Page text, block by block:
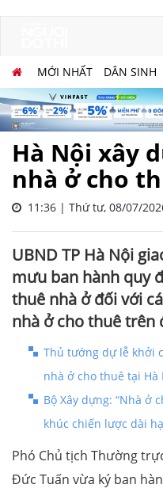
MỚI NHẤT DÂN SINH
Hà Nội xây
nhà ở cho
11:36 | Thứ tư, 08/07/
UBND TP Hà Nội
mưu ban hành quy
thuê nhà ở đối với
nhà ở cho thuê trên
Thủ tướng dự lễ khởi
nhà ở cho thuê tại Hà
Bộ Xây dựng: “Nhà ở
khúc chiến lược dài
Phó Chủ tịch Thường
Đức Tuấn vừa ký ban